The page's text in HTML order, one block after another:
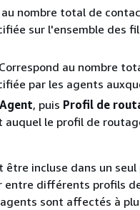
au nombre total de
sur l'ensemble des
au nombre
par les agents
Agent, puis Profil de
auquel le profil de
incluse dans un
entre différents profils
sont affectés à